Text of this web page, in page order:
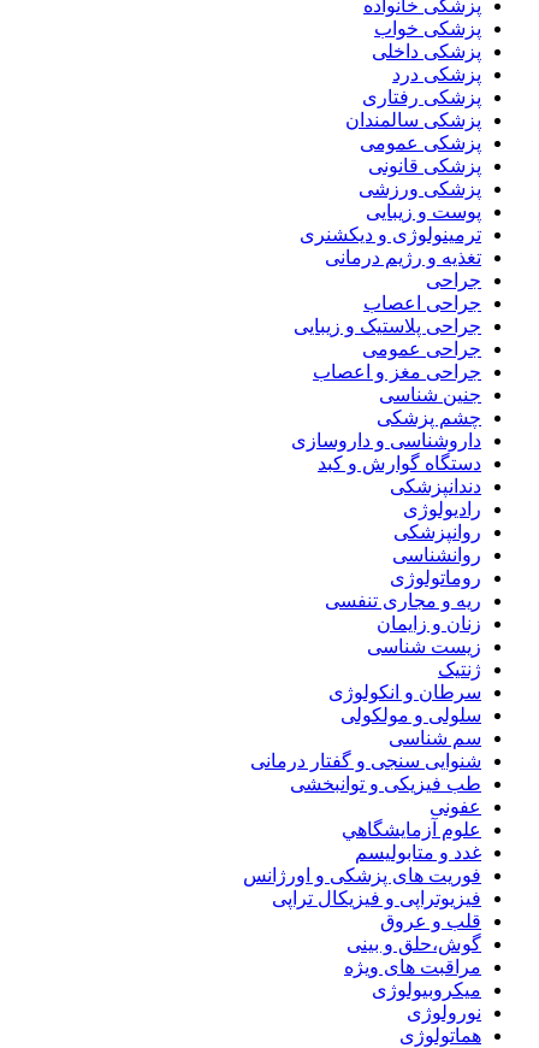
پزشکی خانواده
پزشکی خواب
پزشکی داخلی
پزشکی درد
پزشکی رفتاری
پزشکی سالمندان
پزشکی عمومی
پزشکی قانونی
پزشکی ورزشی
پوست و زیبایی
ترمینولوژی و دیکشنری
تغذیه و رژیم درمانی
جراحی
جراحی اعصاب
جراحی پلاستیک و زیبایی
جراحی عمومی
جراحی مغز و اعصاب
جنین شناسی
چشم پزشکی
داروشناسی و داروسازی
دستگاه گوارش و کبد
دندانپزشکی
رادیولوژی
روانپزشکی
روانشناسی
روماتولوژی
ریه و مجاری تنفسی
زنان و زایمان
زیست شناسی
ژنتیک
سرطان و انکولوژی
سلولی و مولکولی
سم شناسی
شنوایی سنجی و گفتار درمانی
طب فیزیکی و توانبخشی
عفونی
علوم آزمايشگاهي
غدد و متابولیسم
فوریت های پزشکی و اورژانس
فیزیوتراپی و فیزیکال تراپی
قلب و عروق
گوش،حلق و بینی
مراقبت های ویژه
میکروبیولوژی
نورولوژی
هماتولوژی